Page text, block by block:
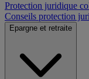
Protection juridique
Conseils protection
Epargne et retraite